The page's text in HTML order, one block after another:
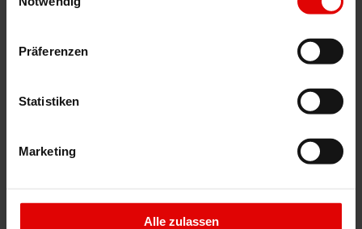
Präferenzen
Statistiken
Marketing
Alle zulassen